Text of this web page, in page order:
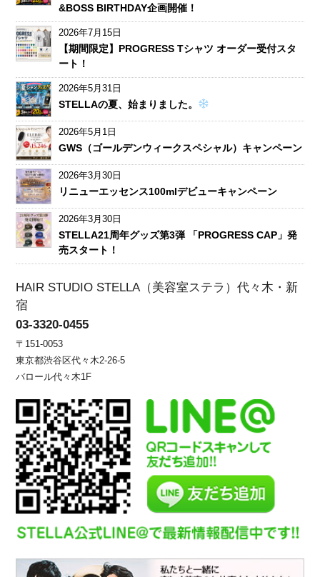
&BOSS BIRTHDAY企画開催！
2026年7月15日
【期間限定】PROGRESS Tシャツ オーダー受付スタ
ート！
2026年5月31日
STELLAの夏、始まりました。
2026年5月1日
GWS（ゴールデンウィークスペシャル）キャンペーン
2026年3月30日
リニューエッセンス100mlデビューキャンペーン
2026年3月30日
STELLA21周年グッズ第3弾 「PROGRESS CAP」発
売スタート！
HAIR STUDIO STELLA（美容室ステラ）代々木・新
宿
03-3320-0455
〒151-0053
東京都渋谷区代々木2-26-5
バロール代々木1F